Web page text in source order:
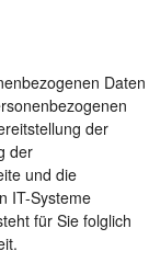
Daten
der
der
und die
IT-Systeme
für Sie folglich